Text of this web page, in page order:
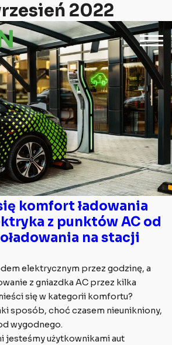
2022
komfort ładowania
z punktów AC od
na stacji
elektrycznym przez godzinę, a
z gniazdka AC przez kilka
się w kategorii komfortu?
sposób, choć czasem nieunikniony,
wygodnego.
jesteśmy użytkownikami aut